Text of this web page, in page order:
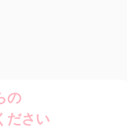
の
ださい